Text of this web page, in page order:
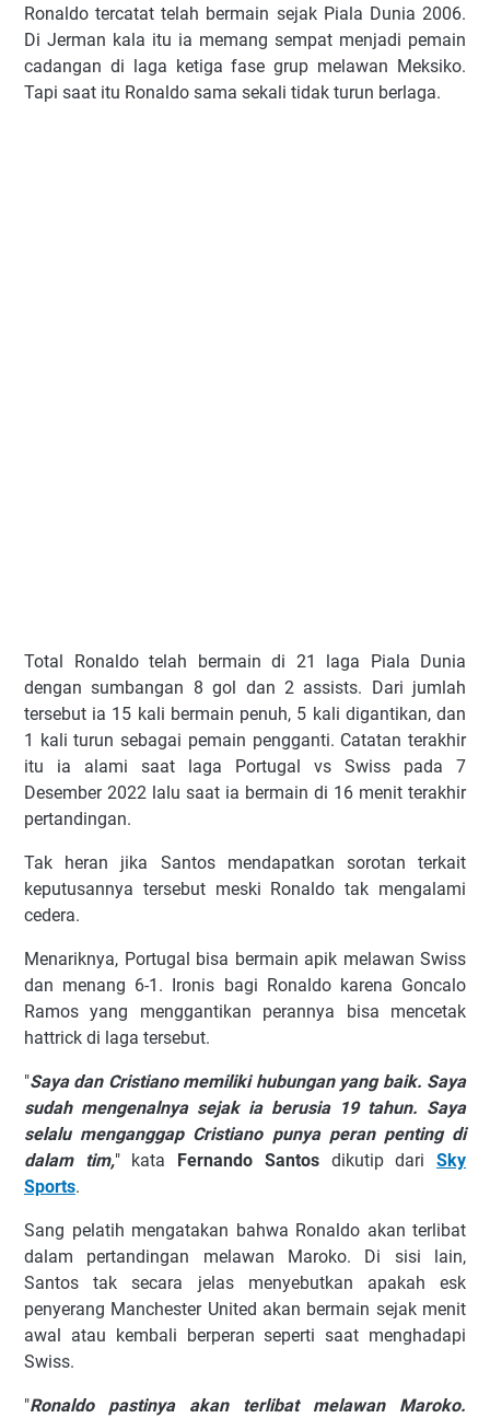
Ronaldo tercatat telah bermain sejak Piala Dunia 2006.
Di Jerman kala itu ia memang sempat menjadi pemain
cadangan di laga ketiga fase grup melawan Meksiko.
Tapi saat itu Ronaldo sama sekali tidak turun berlaga.
Total Ronaldo telah bermain di 21 laga Piala Dunia
dengan sumbangan 8 gol dan 2 assists. Dari jumlah
tersebut ia 15 kali bermain penuh, 5 kali digantikan, dan
1 kali turun sebagai pemain pengganti. Catatan terakhir
itu ia alami saat laga Portugal vs Swiss pada 7
Desember 2022 lalu saat ia bermain di 16 menit terakhir
pertandingan.
Tak heran jika Santos mendapatkan sorotan terkait
keputusannya tersebut meski Ronaldo tak mengalami
cedera.
Menariknya, Portugal bisa bermain apik melawan Swiss
dan menang 6-1. Ironis bagi Ronaldo karena Goncalo
Ramos yang menggantikan perannya bisa mencetak
hattrick di laga tersebut.
"Saya dan Cristiano memiliki hubungan yang baik. Saya
sudah mengenalnya sejak ia berusia 19 tahun. Saya
selalu menganggap Cristiano punya peran penting di
dalam tim," kata Fernando Santosdikutip dariSky
Sports.
Sang pelatih mengatakan bahwa Ronaldo akan terlibat
dalam pertandingan melawan Maroko. Di sisi lain,
Santos tak secara jelas menyebutkan apakah esk
penyerang Manchester United akan bermain sejak menit
awal atau kembali berperan seperti saat menghadapi
Swiss.
"Ronaldo pastinya akan terlibat melawan Maroko.